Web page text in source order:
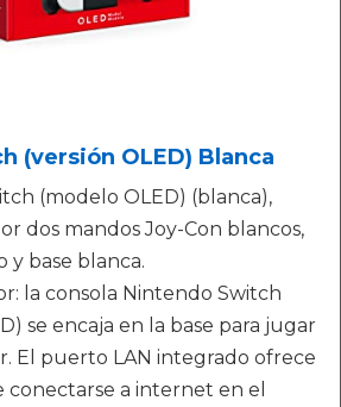
(versión OLED) Blanca
(modelo OLED) (blanca),
dos mandos Joy-Con blancos,
base blanca.
la consola Nintendo Switch
se encaja en la base para jugar
El puerto LAN integrado ofrece
conectarse a internet en el